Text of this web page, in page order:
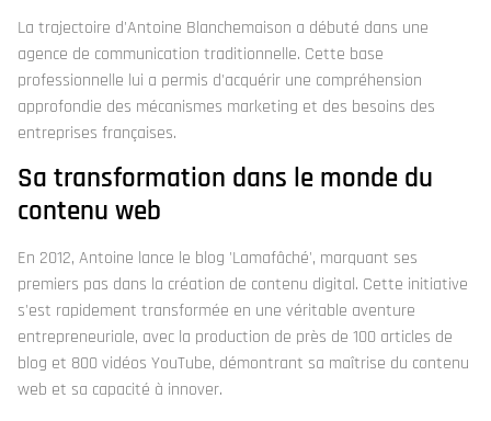
La trajectoire d'Antoine Blanchemaison a débuté dans une
agence de communication traditionnelle. Cette base
professionnelle lui a permis d'acquérir une compréhension
approfondie des mécanismes marketing et des besoins des
entreprises françaises.
Sa transformation dans le monde du
contenu web
En 2012, Antoine lance le blog 'Lamafâché', marquant ses
premiers pas dans la création de contenu digital. Cette initiative
s'est rapidement transformée en une véritable aventure
entrepreneuriale, avec la production de près de 100 articles de
blog et 800 vidéos YouTube, démontrant sa maîtrise du contenu
web et sa capacité à innover.